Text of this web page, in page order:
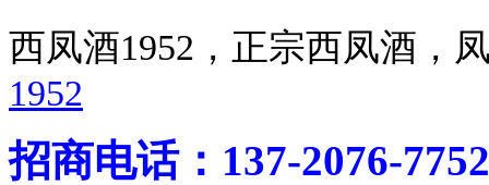
西凤酒1952，正宗西凤酒
1952
招商电话：137-2076-7752